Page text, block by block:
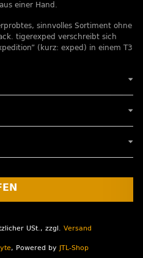
einer Hand.
sinnvolles Sortiment ohne
tigerexped verschreibt sich
(kurz: exped) in einem T3
USt., zzgl. Versand
, Powered by JTL-Shop